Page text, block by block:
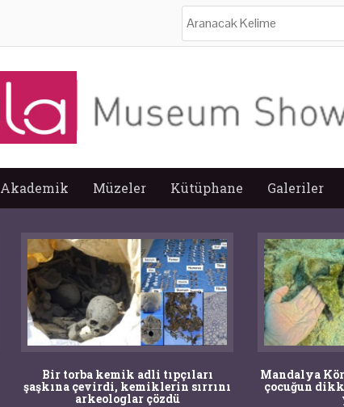
Akademik Müzeler Kütüphane Galeriler
Bir torba kemik adli tıpçıları
şaşkına çevirdi, kemiklerin sırrını
arkeologlar çözdü
Mandalya
çocuğun